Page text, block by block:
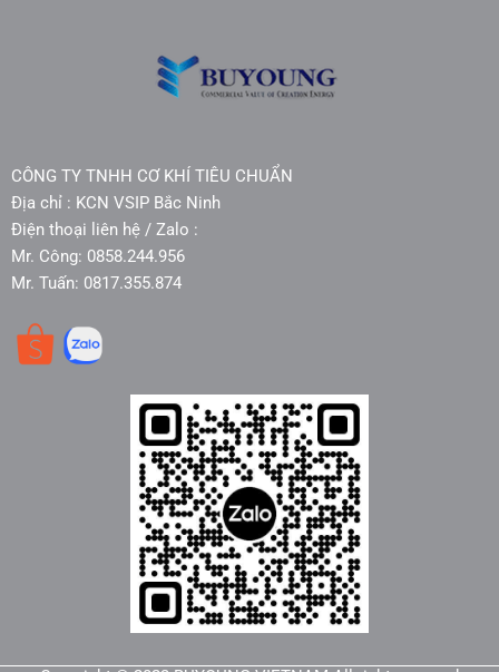
CÔNG TY TNHH CƠ KHÍ TIÊU CHUẨN
Địa chỉ : KCN VSIP Bắc Ninh
Điện thoại liên hệ / Zalo :
Mr. Công: 0858.244.956
Mr. Tuấn: 0817.355.874​